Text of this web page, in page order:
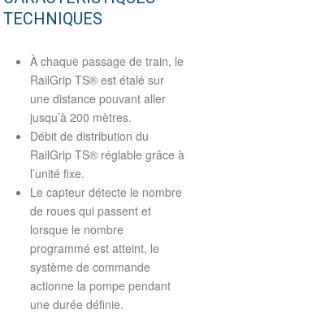
TECHNIQUES
À chaque passage de train, le
RailGrip TS® est étalé sur
une distance pouvant aller
jusqu’à 200 mètres.
Débit de distribution du
RailGrip TS® réglable grâce à
l’unité fixe.
Le capteur détecte le nombre
de roues qui passent et
lorsque le nombre
programmé est atteint, le
système de commande
actionne la pompe pendant
une durée définie.